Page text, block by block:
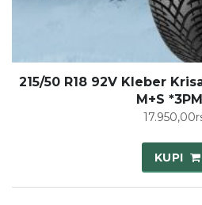
215/50 R18 92V Kleber
M+S
17.950,00
KUPI